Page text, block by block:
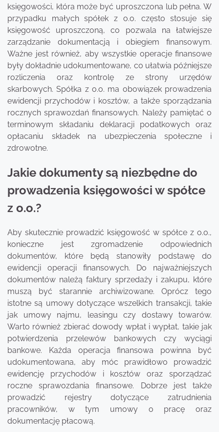
księgowości, która może być uproszczona lub pełna. W
przypadku małych spółek z o.o. często stosuje się
księgowość uproszczoną, co pozwala na łatwiejsze
zarządzanie dokumentacją i obiegiem finansowym.
Ważne jest również, aby wszystkie operacje finansowe
były dokładnie udokumentowane, co ułatwia późniejsze
rozliczenia oraz kontrolę ze strony urzędów
skarbowych. Spółka z o.o. ma obowiązek prowadzenia
ewidencji przychodów i kosztów, a także sporządzania
rocznych sprawozdań finansowych. Należy pamiętać o
terminowym składaniu deklaracji podatkowych oraz
opłacaniu składek na ubezpieczenia społeczne i
zdrowotne.
Jakie dokumenty są niezbędne do
prowadzenia księgowości w spółce
z o.o.?
Aby skutecznie prowadzić księgowość w spółce z o.o.,
konieczne jest zgromadzenie odpowiednich
dokumentów, które będą stanowiły podstawę do
ewidencji operacji finansowych. Do najważniejszych
dokumentów należą faktury sprzedaży i zakupu, które
muszą być starannie archiwizowane. Oprócz tego
istotne są umowy dotyczące wszelkich transakcji, takie
jak umowy najmu, leasingu czy dostawy towarów.
Warto również zbierać dowody wpłat i wypłat, takie jak
potwierdzenia przelewów bankowych czy wyciągi
bankowe. Każda operacja finansowa powinna być
udokumentowana, aby móc prawidłowo prowadzić
ewidencję przychodów i kosztów oraz sporządzać
roczne sprawozdania finansowe. Dobrze jest także
prowadzić rejestry dotyczące zatrudnienia
pracowników, w tym umowy o pracę oraz
dokumentację płacową.